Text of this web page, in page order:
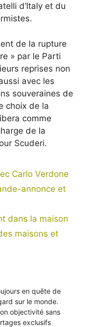
d’Italy et du
de la rupture
» par le Parti
reprises non
avec les
souveraines de
choix de la
comme
de la
Scuderi.
Carlo Verdone
annonce et
dans la maison
maisons et
en quête de
sur le monde.
objectivité sans
exclusifs